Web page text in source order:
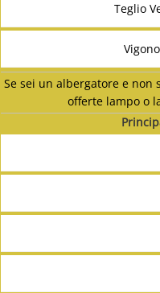
Teglio
Se sei un albergatore e non
offerte lampo o